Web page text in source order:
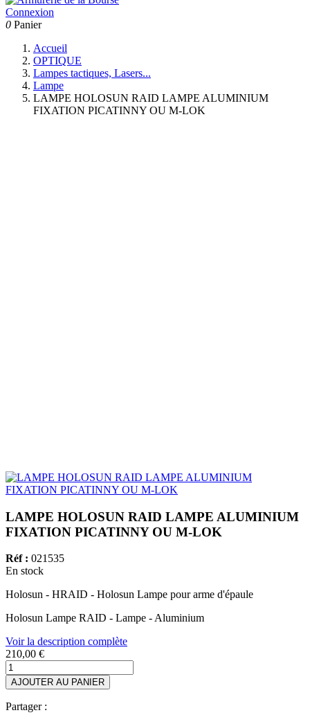
Connexion
0 Panier
Accueil
OPTIQUE
Lampes tactiques, Lasers...
Lampe
LAMPE HOLOSUN RAID LAMPE ALUMINIUM
FIXATION PICATINNY OU M-LOK
LAMPE HOLOSUN RAID LAMPE ALUMINIUM
FIXATION PICATINNY OU M-LOK
Réf : 021535
En stock
Holosun - HRAID - Holosun Lampe pour arme d'épaule
Holosun Lampe RAID - Lampe - Aluminium
Voir la description complète
210,00 €
AJOUTER AU PANIER
Partager :